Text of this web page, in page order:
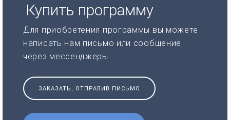
Купить программу
Для приобретения программы вы можете
написать нам письмо или сообщение
через мессенджеры
ЗАКАЗАТЬ, ОТПРАВИВ ПИСЬМО